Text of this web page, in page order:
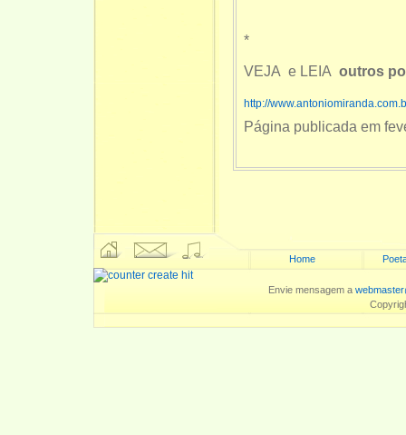
*
VEJA e LEIA outros
http://
Página publicada em
Home
Envie mensagem a